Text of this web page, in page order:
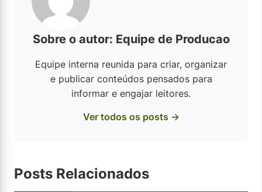
Sobre o autor: Equipe de Producao
Equipe interna reunida para criar, organizar
e publicar conteúdos pensados para
informar e engajar leitores.
Ver todos os posts →
Posts Relacionados